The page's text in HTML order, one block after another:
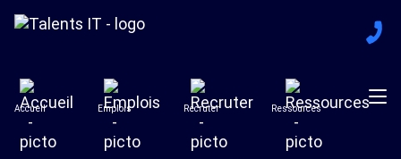
Accueil Emplois Recruter Ressources